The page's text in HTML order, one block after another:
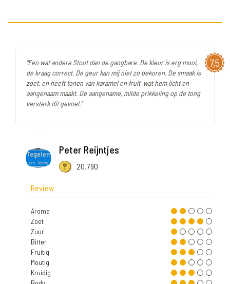
7,5
"Een wat andere Stout dan de gangbare. De kleur is erg mooi,
de kraag correct. De geur kan mij niet zo bekoren. De smaak is
zoet, en heeft tonen van karamel en fruit, wat hem licht en
aangenaam maakt. De aangename, milde prikkeling op de tong
versterk dit gevoel."
Peter Reijntjes
20.790
Review
Aroma
Zoet
Zuur
Bitter
Fruitig
Moutig
Kruidig